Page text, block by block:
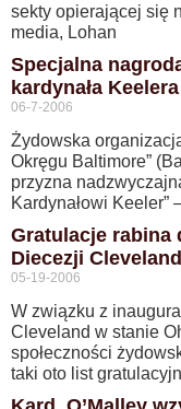
sekty opierającej się
media, Lohan
Specjalna
kardynała Keelera
06-7-2006
Żydowska
Okręgu Baltimore”
przyzna
Kardynałowi Keeler”
Gratulacje rabina
Diecezji Cleveland
05-19-2006
W związku z
Cleveland w stanie
społeczności
taki oto list